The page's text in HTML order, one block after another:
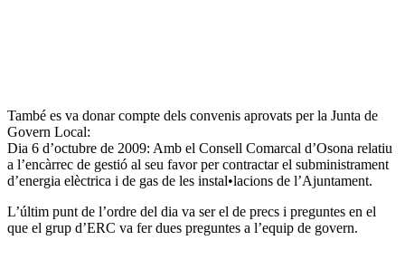
També es va donar compte dels convenis aprovats per la Junta de
Govern Local:
Dia 6 d’octubre de 2009: Amb el Consell Comarcal d’Osona relatiu
a l’encàrrec de gestió al seu favor per contractar el subministrament
d’energia elèctrica i de gas de les instal•lacions de l’Ajuntament.
L’últim punt de l’ordre del dia va ser el de precs i preguntes en el
que el grup d’ERC va fer dues preguntes a l’equip de govern.